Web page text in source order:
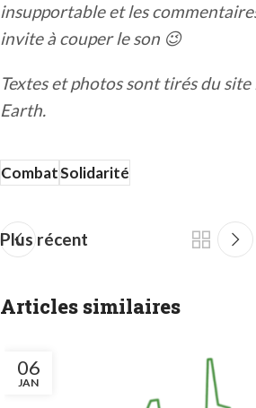
insupportable et les
invite à couper le son 😉
Textes et photos sont tirés du
Earth.
CombatSolidarité
Plus récent
Articles similaires
06
JAN